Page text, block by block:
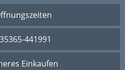
441991
Einkaufen